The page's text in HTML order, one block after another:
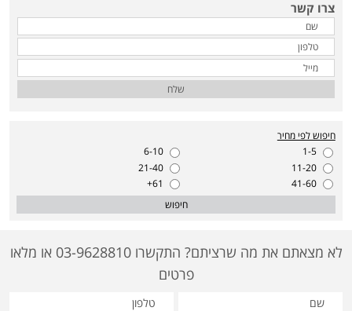
צרו קשר
שלח
חיפוש לפי מחיר
1-5
6-10
11-20
21-40
41-60
61+
חיפוש
לא מצאתם את מה שרציתם? התקשרו 03-9628810 או מלאו
פרטים